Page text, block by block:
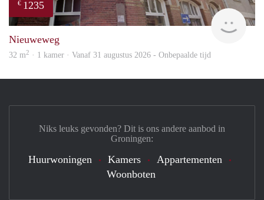
€ 1235
Nieuweweg
32 m2 · 1 kamer · Vanaf 31 augustus 2026 - Onbepaalde tijd
Niks leuks gevonden? Dit is ons andere aanbod in
Groningen:
Huurwoningen Kamers
Appartementen
Woonboten